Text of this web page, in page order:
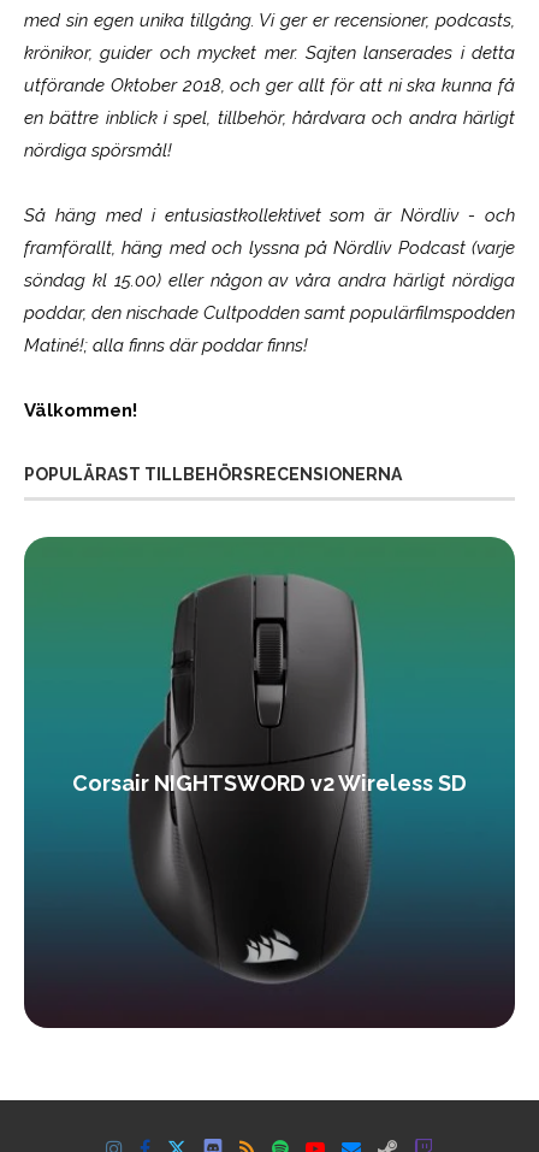
med sin egen unika tillgång. Vi ger er recensioner, podcasts,
krönikor, guider och mycket mer. Sajten lanserades i detta
utförande Oktober 2018, och ger allt för att ni ska kunna få
en bättre inblick i spel, tillbehör, hårdvara och andra härligt
nördiga spörsmål!
Så häng med i entusiastkollektivet som ärNördliv- och
framförallt, häng med och lyssna på Nördliv Podcast (varje
söndag kl 15.00) eller någon av våra andra härligt nördiga
poddar, den nischade Cultpodden samt populärfilmspodden
Matiné!; alla finns där poddar finns!
Välkommen!
POPULÄRAST TILLBEHÖRSRECENSIONERNA
Corsair NIGHTSWORD v2 Wireless SD